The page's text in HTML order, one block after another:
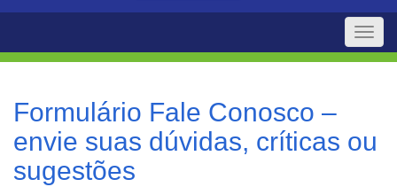
Toggle
Formulário Fale Conosco –
envie suas dúvidas, críticas ou
sugestões